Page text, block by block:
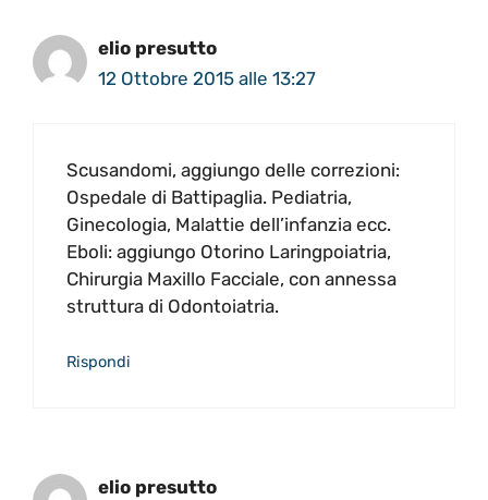
elio presutto
12 Ottobre 2015 alle 13:27
Scusandomi, aggiungo delle correzioni:
Ospedale di Battipaglia. Pediatria,
Ginecologia, Malattie dell’infanzia ecc.
Eboli: aggiungo Otorino Laringpoiatria,
Chirurgia Maxillo Facciale, con annessa
struttura di Odontoiatria.
Rispondi
elio presutto